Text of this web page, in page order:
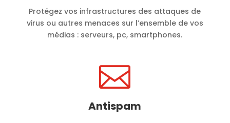
Protégez vos infrastructures des attaques de
virus ou autres menaces sur l’ensemble de vos
médias : serveurs, pc, smartphones.

Antispam